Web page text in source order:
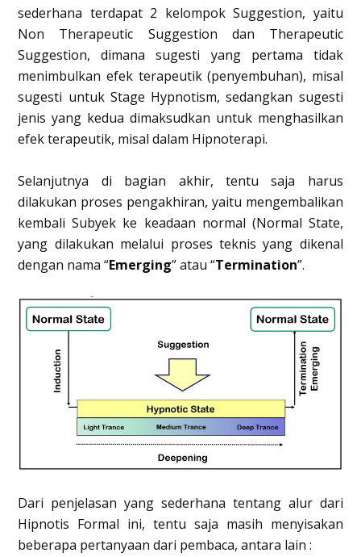
sederhana terdapat 2 kelompok Suggestion, yaitu
Non Therapeutic Suggestion dan Therapeutic
Suggestion, dimana sugesti yang pertama tidak
menimbulkan efek terapeutik (penyembuhan), misal
sugesti untuk Stage Hypnotism, sedangkan sugesti
jenis yang kedua dimaksudkan untuk menghasilkan
efek terapeutik, misal dalam Hipnoterapi.
Selanjutnya di bagian akhir, tentu saja harus
dilakukan proses pengakhiran, yaitu mengembalikan
kembali Subyek ke keadaan normal (Normal State,
yang dilakukan melalui proses teknis yang dikenal
dengan nama “Emerging” atau “Termination”.
Dari penjelasan yang sederhana tentang alur dari
Hipnotis Formal ini, tentu saja masih menyisakan
beberapa pertanyaan dari pembaca, antara lain :